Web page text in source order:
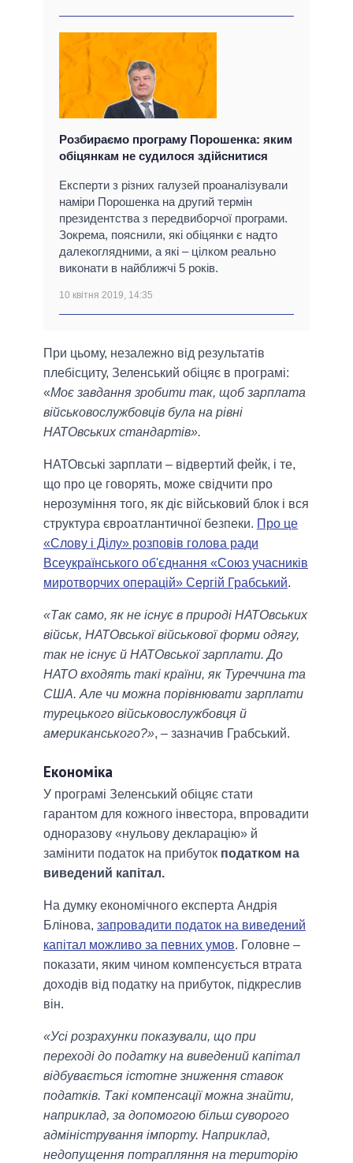
Розбираємо програму Порошенка: яким
обіцянкам не судилося здійснитися
Експерти з різних галузей проаналізували
наміри Порошенка на другий термін
президентства з передвиборчої програми.
Зокрема, пояснили, які обіцянки є надто
далекоглядними, а які – цілком реально
виконати в найближчі 5 років.
10 квітня 2019, 14:35
При цьому, незалежно від результатів
плебісциту, Зеленський обіцяє в програмі:
«Моє завдання зробити так, щоб зарплата
військовослужбовців була на рівні
НАТОвських стандартів».
НАТОвські зарплати – відвертий фейк, і те,
що про це говорять, може свідчити про
нерозуміння того, як діє військовий блок і вся
структура євроатлантичної безпеки. Про це
«Слову і Ділу» розповів голова ради
Всеукраїнського об'єднання «Союз учасників
миротворчих операцій» Сергій Грабський.
«Так само, як не існує в природі НАТОвських
військ, НАТОвської військової форми одягу,
так не існує й НАТОвської зарплати. До
НАТО входять такі країни, як Туреччина та
США. Але чи можна порівнювати зарплати
турецького військовослужбовця й
американського?», – зазначив Грабський.
Економіка
У програмі Зеленський обіцяє стати
гарантом для кожного інвестора, впровадити
одноразову «нульову декларацію» й
замінити податок на прибуток податком на
виведений капітал.
На думку економічного експерта Андрія
Блінова, запровадити податок на виведений
капітал можливо за певних умов. Головне –
показати, яким чином компенсується втрата
доходів від податку на прибуток, підкреслив
він.
«Усі розрахунки показували, що при
переході до податку на виведений капітал
відбувається істотне зниження ставок
податків. Такі компенсації можна знайти,
наприклад, за допомогою більш суворого
адміністрування імпорту. Наприклад,
недопущення потрапляння на територію